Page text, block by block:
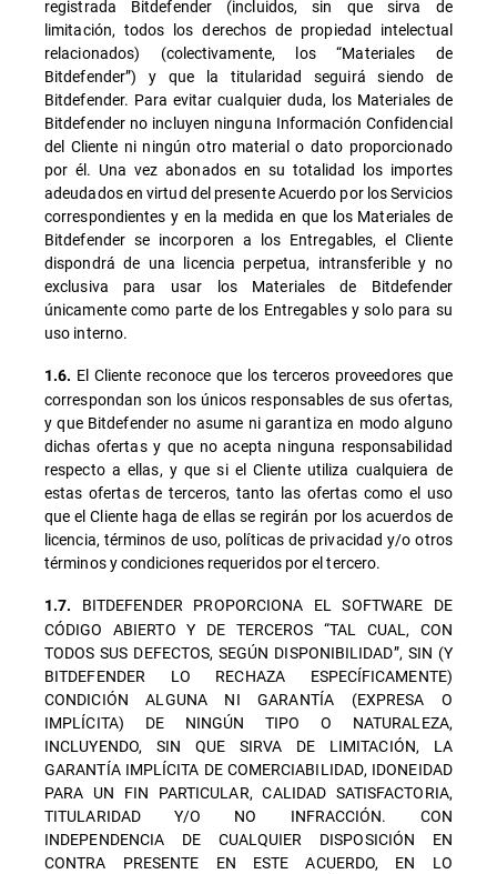
registrada Bitdefender (incluidos, sin que sirva de
limitación, todos los derechos de propiedad intelectual
relacionados) (colectivamente, los “Materiales de
Bitdefender”) y que la titularidad seguirá siendo de
Bitdefender. Para evitar cualquier duda, los Materiales de
Bitdefender no incluyen ninguna Información Confidencial
del Cliente ni ningún otro material o dato proporcionado
por él. Una vez abonados en su totalidad los importes
adeudados en virtud del presente Acuerdo por los Servicios
correspondientes y en la medida en que los Materiales de
Bitdefender se incorporen a los Entregables, el Cliente
dispondrá de una licencia perpetua, intransferible y no
exclusiva para usar los Materiales de Bitdefender
únicamente como parte de los Entregables y solo para su
uso interno.
1.6. El Cliente reconoce que los terceros proveedores que
correspondan son los únicos responsables de sus ofertas,
y que Bitdefender no asume ni garantiza en modo alguno
dichas ofertas y que no acepta ninguna responsabilidad
respecto a ellas, y que si el Cliente utiliza cualquiera de
estas ofertas de terceros, tanto las ofertas como el uso
que el Cliente haga de ellas se regirán por los acuerdos de
licencia, términos de uso, políticas de privacidad y/o otros
términos y condiciones requeridos por el tercero.
1.7.
BITDEFENDER PROPORCIONA EL SOFTWARE DE
CÓDIGO ABIERTO Y DE TERCEROS “TAL CUAL, CON
TODOS SUS DEFECTOS, SEGÚN DISPONIBILIDAD”, SIN (Y
BITDEFENDER LO RECHAZA ESPECÍFICAMENTE)
CONDICIÓN ALGUNA NI GARANTÍA (EXPRESA O
IMPLÍCITA) DE NINGÚN TIPO O NATURALEZA,
INCLUYENDO, SIN QUE SIRVA DE LIMITACIÓN, LA
GARANTÍA IMPLÍCITA DE COMERCIABILIDAD, IDONEIDAD
PARA UN FIN PARTICULAR, CALIDAD SATISFACTORIA,
TITULARIDAD Y/O NO INFRACCIÓN. CON
INDEPENDENCIA DE CUALQUIER DISPOSICIÓN EN
CONTRA PRESENTE EN ESTE ACUERDO, EN LO